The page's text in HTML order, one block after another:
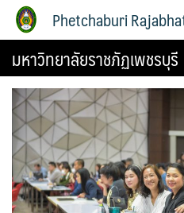
Phetchaburi
มหาวิทยาลัยราชภัฏเพชรบุรี